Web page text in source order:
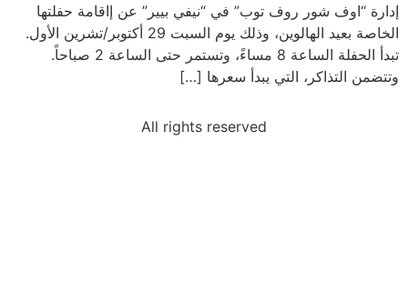
إدارة “اوف شور روف توب” في “نيفي بيير” عن إاقامة حفلتها
الخاصة بعيد الهالوين، وذلك يوم السبت 29 أكتوبر/تشرين الأول.
تبدأ الحفلة الساعة 8 مساءً، وتستمر حتى الساعة 2 صباحاً.
وتتضمن التذاكر، التي يبدأ سعرها […]
All rights reserved